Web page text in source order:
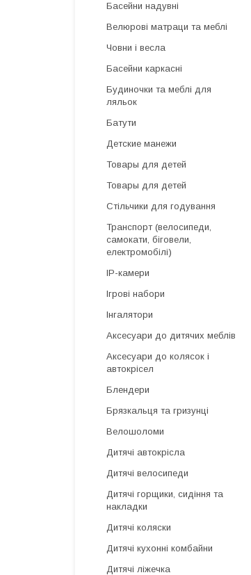
Басейни надувні
Велюрові матраци та меблі
Човни і весла
Басейни каркасні
Будиночки та меблі для
ляльок
Батути
Детские манежи
Товары для детей
Товары для детей
Стільчики для годування
Транспорт (велосипеди,
самокати, біговели,
електромобілі)
IP-камери
Ігрові набори
Інгалятори
Аксесуари до дитячих меблів
Аксесуари до колясок і
автокрісел
Блендери
Брязкальця та гризунці
Велошоломи
Дитячі автокрісла
Дитячі велосипеди
Дитячі горщики, сидіння та
накладки
Дитячі коляски
Дитячі кухонні комбайни
Дитячі ліжечка